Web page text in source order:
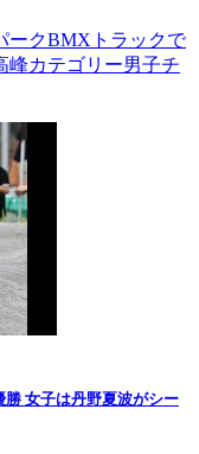
ークBMXトラックで
峰カテゴリー男子チ
女子は丹野夏波がシー